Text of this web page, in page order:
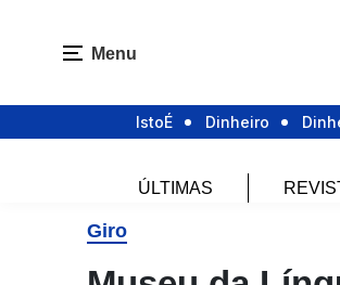
Menu
IstoÉ Dinheiro
ÚLTIMAS
Giro